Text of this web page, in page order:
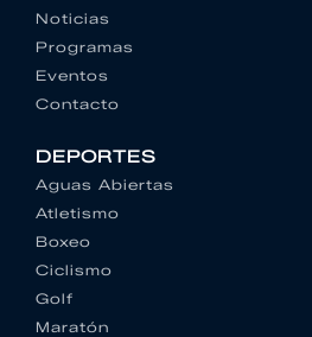
Noticias
Programas
Eventos
Contacto
DEPORTES
Aguas Abiertas
Atletismo
Boxeo
Ciclismo
Golf
Maratón